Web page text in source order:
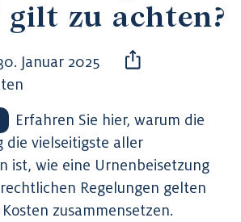
zu achten?
Januar 2025
Erfahren Sie hier, warum die
die vielseitigste aller
ist, wie eine Urnenbeisetzung
Regelungen gelten
zusammensetzen.